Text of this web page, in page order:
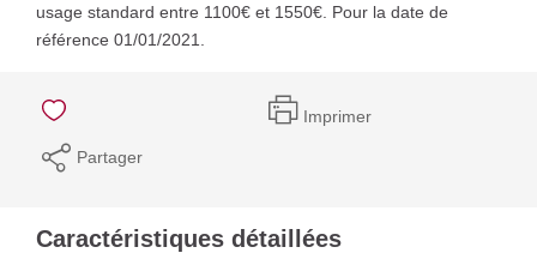
usage standard entre 1100€ et 1550€. Pour la date de
référence 01/01/2021.
Imprimer
Partager
Caractéristiques détaillées